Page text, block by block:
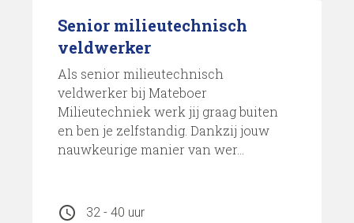
Senior milieutechnisch
veldwerker
Als senior milieutechnisch
veldwerker bij Mateboer
Milieutechniek werk jij graag buiten
en ben je zelfstandig. Dankzij jouw
nauwkeurige manier van wer...
schedule 32 - 40 uur